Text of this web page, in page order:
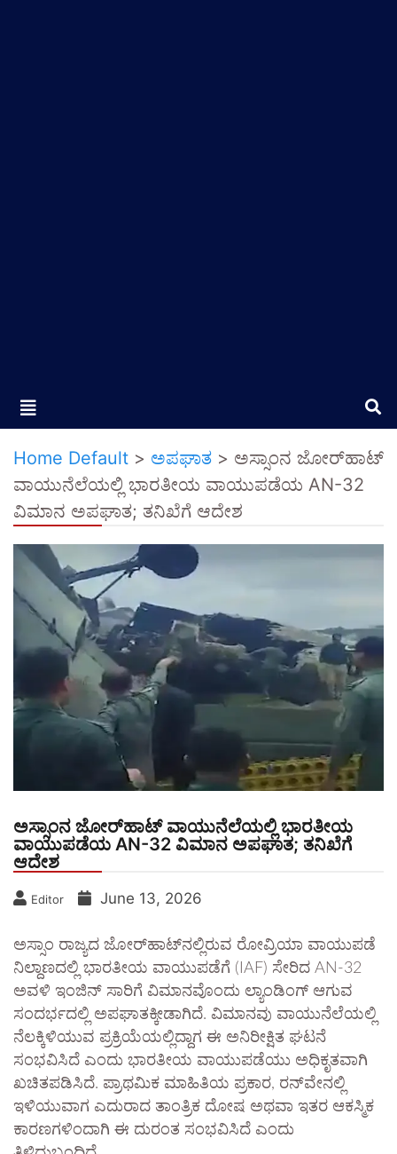
Home Default > ಅಪಘಾತ > ಅಸ್ಸಾಂನ ಜೋರ್‌ಹಾಟ್
ವಾಯುನೆಲೆಯಲ್ಲಿ ಭಾರತೀಯ ವಾಯುಪಡೆಯ AN-32
ವಿಮಾನ ಅಪಘಾತ; ತನಿಖೆಗೆ ಆದೇಶ
ಅಸ್ಸಾಂನ ಜೋರ್‌ಹಾಟ್ ವಾಯುನೆಲೆಯಲ್ಲಿ ಭಾರತೀಯ
ವಾಯುಪಡೆಯ AN-32 ವಿಮಾನ ಅಪಘಾತ; ತನಿಖೆಗೆ
ಆದೇಶ
Editor June 13, 2026
ಅಸ್ಸಾಂ ರಾಜ್ಯದ ಜೋರ್‌ಹಾಟ್‌ನಲ್ಲಿರುವ ರೋವ್ರಿಯಾ ವಾಯುಪಡೆ
ನಿಲ್ದಾಣದಲ್ಲಿ ಭಾರತೀಯ ವಾಯುಪಡೆಗೆ (IAF) ಸೇರಿದ AN-32
ಅವಳಿ ಇಂಜಿನ್ ಸಾರಿಗೆ ವಿಮಾನವೊಂದು ಲ್ಯಾಂಡಿಂಗ್ ಆಗುವ
ಸಂದರ್ಭದಲ್ಲಿ ಅಪಘಾತಕ್ಕೀಡಾಗಿದೆ. ವಿಮಾನವು ವಾಯುನೆಲೆಯಲ್ಲಿ
ನೆಲಕ್ಕಿಳಿಯುವ ಪ್ರಕ್ರಿಯೆಯಲ್ಲಿದ್ದಾಗ ಈ ಅನಿರೀಕ್ಷಿತ ಘಟನೆ
ಸಂಭವಿಸಿದೆ ಎಂದು ಭಾರತೀಯ ವಾಯುಪಡೆಯು ಅಧಿಕೃತವಾಗಿ
ಖಚಿತಪಡಿಸಿದೆ. ಪ್ರಾಥಮಿಕ ಮಾಹಿತಿಯ ಪ್ರಕಾರ, ರನ್‌ವೇನಲ್ಲಿ
ಇಳಿಯುವಾಗ ಎದುರಾದ ತಾಂತ್ರಿಕ ದೋಷ ಅಥವಾ ಇತರ ಆಕಸ್ಮಿಕ
ಕಾರಣಗಳಿಂದಾಗಿ ಈ ದುರಂತ ಸಂಭವಿಸಿದೆ ಎಂದು